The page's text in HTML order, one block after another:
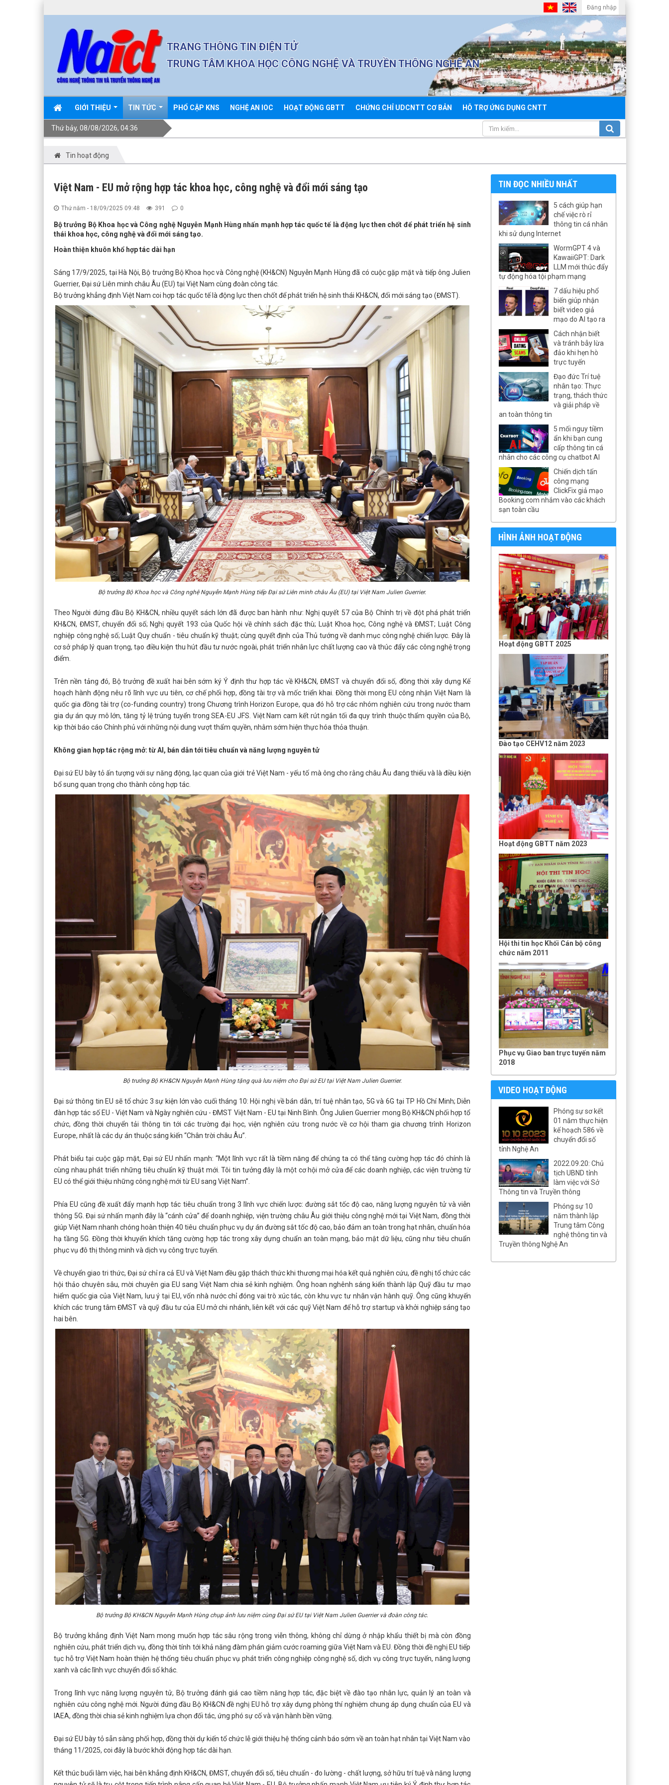
TRANG THÔNG TIN ĐIỆN TỬ
TRUNG TÂM KHOA HỌC CÔNG NGHỆ VÀ TRUYỀN THÔNG NGHỆ AN
GIỚI THIỆU TIN TỨC PHỔ CẬP KNS NGHỆ AN IOC HOẠT ĐỘNG GBTT CHỨNG CHỈ UDCNTT CƠ BẢN HỖ TRỢ ỨNG DỤNG CNTT
Thứ bảy, 08/08/2026, 04:36
Đăng nhập
Tin hoạt động
Việt Nam - EU mở rộng hợp tác khoa học, công nghệ và đổi mới sáng tạo
Thứ năm - 18/09/2025 09:48 391 0
Bộ trưởng Bộ Khoa học và Công nghệ Nguyễn Mạnh Hùng nhấn mạnh hợp tác quốc tế là động lực then chốt để phát triển hệ sinh
thái khoa học, công nghệ và đổi mới sáng tạo.
Hoàn thiện khuôn khổ hợp tác dài hạn
Sáng 17/9/2025, tại Hà Nội, Bộ trưởng Bộ Khoa học và Công nghệ (KH&CN) Nguyễn Mạnh Hùng đã có cuộc gặp mặt và tiếp ông Julien
Guerrier, Đại sứ Liên minh châu Âu (EU) tại Việt Nam cùng đoàn công tác.
Bộ trưởng khẳng định Việt Nam coi hợp tác quốc tế là động lực then chốt để phát triển hệ sinh thái KH&CN, đổi mới sáng tạo (ĐMST).
Bộ trưởng Bộ Khoa học và Công nghệ Nguyễn Mạnh Hùng tiếp Đại sứ Liên minh châu Âu (EU) tại Việt Nam Julien Guerrier.
Theo Người đứng đầu Bộ KH&CN, nhiều quyết sách lớn đã được ban hành như: Nghị quyết 57 của Bộ Chính trị về đột phá phát triển
KH&CN, ĐMST, chuyển đổi số; Nghị quyết 193 của Quốc hội về chính sách đặc thù; Luật Khoa học, Công nghệ và ĐMST; Luật Công
nghiệp công nghệ số; Luật Quy chuẩn - tiêu chuẩn kỹ thuật; cùng quyết định của Thủ tướng về danh mục công nghệ chiến lược. Đây là
cơ sở pháp lý quan trọng, tạo điều kiện thu hút đầu tư nước ngoài, phát triển nhân lực chất lượng cao và thúc đẩy các công nghệ trọng
điểm.
Trên nền tảng đó, Bộ trưởng đề xuất hai bên sớm ký Ý định thư hợp tác về KH&CN, ĐMST và chuyển đổi số, đồng thời xây dựng Kế
hoạch hành động nêu rõ lĩnh vực ưu tiên, cơ chế phối hợp, đồng tài trợ và mốc triển khai. Đồng thời mong EU công nhận Việt Nam là
quốc gia đồng tài trợ (co-funding country) trong Chương trình Horizon Europe, qua đó hỗ trợ các nhóm nghiên cứu trong nước tham
gia dự án quy mô lớn, tăng tỷ lệ trúng tuyển trong SEA-EU JFS. Việt Nam cam kết rút ngắn tối đa quy trình thuộc thẩm quyền của Bộ,
kịp thời báo cáo Chính phủ với những nội dung vượt thẩm quyền, nhằm sớm hiện thực hóa thỏa thuận.
Không gian hợp tác rộng mở: từ AI, bán dẫn tới tiêu chuẩn và năng lượng nguyên tử
Đại sứ EU bày tỏ ấn tượng với sự năng động, lạc quan của giới trẻ Việt Nam - yếu tố mà ông cho rằng châu Âu đang thiếu và là điều kiện
bổ sung quan trọng cho thành công hợp tác.
Bộ trưởng Bộ KH&CN Nguyễn Mạnh Hùng tặng quà lưu niệm cho Đại sứ EU tại Việt Nam Julien Guerrier.
Đại sứ thông tin EU sẽ tổ chức 3 sự kiện lớn vào cuối tháng 10: Hội nghị về bán dẫn, trí tuệ nhân tạo, 5G và 6G tại TP Hồ Chí Minh; Diễn
đàn hợp tác số EU - Việt Nam và Ngày nghiên cứu - ĐMST Việt Nam - EU tại Ninh Bình. Ông Julien Guerrier mong Bộ KH&CN phối hợp tổ
chức, đồng thời chuyển tải thông tin tới các trường đại học, viện nghiên cứu trong nước về cơ hội tham gia chương trình Horizon
Europe, nhất là các dự án thuộc sáng kiến “Chân trời châu Âu”.
Phát biểu tại cuộc gặp mặt, Đại sứ EU nhấn mạnh: “Một lĩnh vực rất là tiềm năng để chúng ta có thể tăng cường hợp tác đó chính là
cùng nhau phát triển những tiêu chuẩn kỹ thuật mới. Tôi tin tưởng đây là một cơ hội mở cửa để các doanh nghiệp, các viện trường từ
EU có thể giới thiệu những công nghệ mới từ EU sang Việt Nam”.
Phía EU cũng đề xuất đẩy mạnh hợp tác tiêu chuẩn trong 3 lĩnh vực chiến lược: đường sắt tốc độ cao, năng lượng nguyên tử và viễn
thông 5G. Đại sứ nhấn mạnh đây là “cánh cửa” để doanh nghiệp, viện trường châu Âu giới thiệu công nghệ mới tại Việt Nam, đồng thời
giúp Việt Nam nhanh chóng hoàn thiện 40 tiêu chuẩn phục vụ dự án đường sắt tốc độ cao, bảo đảm an toàn trong hạt nhân, chuẩn hóa
hạ tầng 5G. Đồng thời khuyến khích tăng cường hợp tác trong xây dựng chuẩn an toàn mạng, bảo mật dữ liệu, cũng như tiêu chuẩn
phục vụ đô thị thông minh và dịch vụ công trực tuyến.
Về chuyển giao tri thức, Đại sứ chỉ ra cả EU và Việt Nam đều gặp thách thức khi thương mại hóa kết quả nghiên cứu, đề nghị tổ chức các
hội thảo chuyên sâu, mời chuyên gia EU sang Việt Nam chia sẻ kinh nghiệm. Ông hoan nghênh sáng kiến thành lập Quỹ đầu tư mạo
hiểm quốc gia của Việt Nam, lưu ý tại EU, vốn nhà nước chỉ đóng vai trò xúc tác, còn khu vực tư nhân vận hành quỹ. Ông cũng khuyến
khích các trung tâm ĐMST và quỹ đầu tư của EU mở chi nhánh, liên kết với các quỹ Việt Nam để hỗ trợ startup và khởi nghiệp sáng tạo
hai bên.
Bộ trưởng Bộ KH&CN Nguyễn Mạnh Hùng chụp ảnh lưu niệm cùng Đại sứ EU tại Việt Nam Julien Guerrier và đoàn công tác.
Bộ trưởng khẳng định Việt Nam mong muốn hợp tác sâu rộng trong viễn thông, không chỉ dừng ở nhập khẩu thiết bị mà còn đồng
nghiên cứu, phát triển dịch vụ, đồng thời tính tới khả năng đàm phán giảm cước roaming giữa Việt Nam và EU. Đồng thời đề nghị EU tiếp
tục hỗ trợ Việt Nam hoàn thiện hệ thống tiêu chuẩn phục vụ phát triển công nghiệp công nghệ số, dịch vụ công trực tuyến, năng lượng
xanh và các lĩnh vực chuyển đổi số khác.
Trong lĩnh vực năng lượng nguyên tử, Bộ trưởng đánh giá cao tiềm năng hợp tác, đặc biệt về đào tạo nhân lực, quản lý an toàn và
nghiên cứu công nghệ mới. Người đứng đầu Bộ KH&CN đề nghị EU hỗ trợ xây dựng phòng thí nghiệm chung áp dụng chuẩn của EU và
IAEA, đồng thời chia sẻ kinh nghiệm lựa chọn đối tác, ứng phó sự cố và vận hành bền vững.
Đại sứ EU bày tỏ sẵn sàng phối hợp, đồng thời dự kiến tổ chức lễ giới thiệu hệ thống cảnh báo sớm về an toàn hạt nhân tại Việt Nam vào
tháng 11/2025, coi đây là bước khởi động hợp tác dài hạn.
Kết thúc buổi làm việc, hai bên khẳng định KH&CN, ĐMST, chuyển đổi số, tiêu chuẩn - đo lường - chất lượng, sở hữu trí tuệ và năng lượng
TIN ĐỌC NHIỀU NHẤT
5 cách giúp hạn
chế việc rò rỉ
thông tin cá nhân
khi sử dụng Internet
WormGPT 4 và
KawaiiGPT: Dark
LLM mới thúc đẩy
tự động hóa tội phạm mạng
7 dấu hiệu phổ
biến giúp nhận
biết video giả
mạo do AI tạo ra
Cách nhận biết
và tránh bẫy lừa
đảo khi hẹn hò
trực tuyến
Đạo đức Trí tuệ
nhân tạo: Thực
trạng, thách thức
và giải pháp về
an toàn thông tin
5 mối nguy tiềm
ẩn khi bạn cung
cấp thông tin cá
nhân cho các công cụ chatbot AI
Chiến dịch tấn
công mạng
ClickFix giả mạo
Booking.com nhắm vào các khách
sạn toàn cầu
HÌNH ẢNH HOẠT ĐỘNG
Hoạt động GBTT 2025
Đào tạo CEHV12 năm 2023
Hoạt động GBTT năm 2023
Hội thi tin học Khối Cán bộ công
chức năm 2011
Phục vụ Giao ban trực tuyến năm
2018
VIDEO HOẠT ĐỘNG
Phóng sự sơ kết
01 năm thực hiện
kế hoạch 586 về
chuyển đổi số
tỉnh Nghệ An
2022.09.20: Chủ
tịch UBND tỉnh
làm việc với Sở
Thông tin và Truyền thông
Phóng sự 10
năm thành lập
Trung tâm Công
nghệ thông tin và
Truyền thông Nghệ An